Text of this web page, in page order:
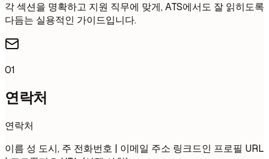
각 섹션을 명확하고 지원 직무에 맞게, ATS에서도 잘 읽히도록
다듬는 실용적인 가이드입니다.
01
연락처
연락처
이름 성 도시, 주 전화번호 | 이메일 주소 링크드인 프로필 URL